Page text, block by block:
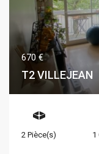
670 €
T2 VILLEJEAN
2 Pièce(s) 1